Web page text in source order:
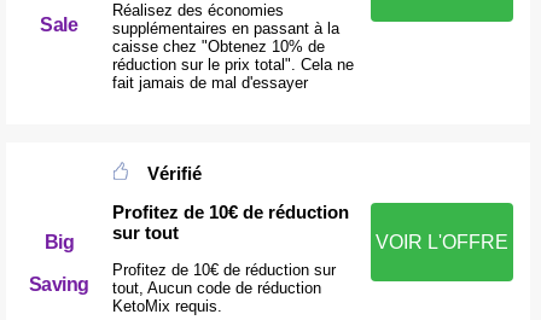
Sale
Réalisez des économies
supplémentaires en passant à la
caisse chez "Obtenez 10% de
réduction sur le prix total". Cela ne
fait jamais de mal d'essayer
Big
Saving
Vérifié
Profitez de 10€ de réduction
sur tout
Profitez de 10€ de réduction sur
tout, Aucun code de réduction
KetoMix requis.
VOIR L'OFFRE